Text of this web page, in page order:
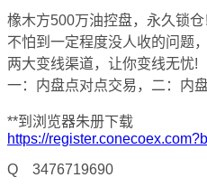
橡木方500万油控盘，永久锁
不怕到一定程度没人收的问题
两大变线渠道，让你变线无忧!
一：内盘点对点交易，二：内
**到浏览器朱册下载
https://
Q 3476719690